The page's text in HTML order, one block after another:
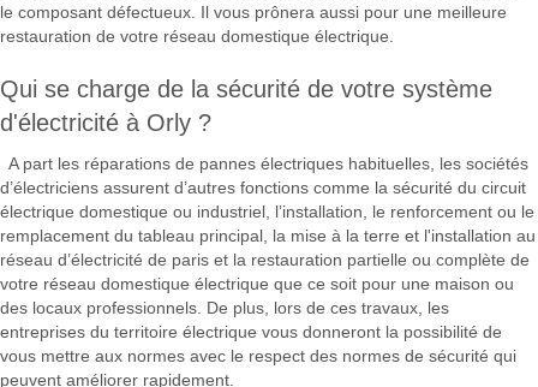
le composant défectueux. Il vous prônera aussi pour une meilleure
restauration de votre réseau domestique électrique.
Qui se charge de la sécurité de votre système
d'électricité à Orly ?
A part les réparations de pannes électriques habituelles, les sociétés
d’électriciens assurent d’autres fonctions comme la sécurité du circuit
électrique domestique ou industriel, l’installation, le renforcement ou le
remplacement du tableau principal, la mise à la terre et l'installation au
réseau d’électricité de paris et la restauration partielle ou complète de
votre réseau domestique électrique que ce soit pour une maison ou
des locaux professionnels. De plus, lors de ces travaux, les
entreprises du territoire électrique vous donneront la possibilité de
vous mettre aux normes avec le respect des normes de sécurité qui
peuvent améliorer rapidement.